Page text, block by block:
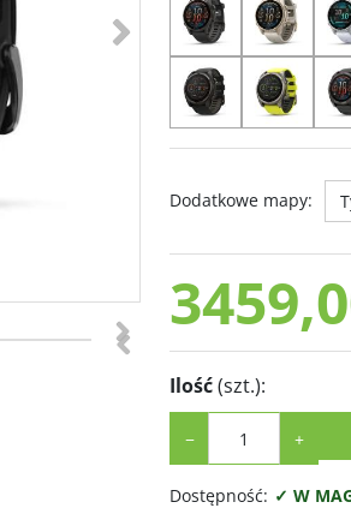
<
Dodatkowe mapy:
Ilość(szt.):
− +
Dostępność: ✓ W